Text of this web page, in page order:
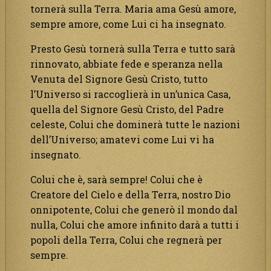
tornerà sulla Terra. Maria ama Gesù amore,
sempre amore, come Lui ci ha insegnato.
Presto Gesù tornerà sulla Terra e tutto sarà
rinnovato, abbiate fede e speranza nella
Venuta del Signore Gesù Cristo, tutto
l’Universo si raccoglierà in un’unica Casa,
quella del Signore Gesù Cristo, del Padre
celeste, Colui che dominerà tutte le nazioni
dell’Universo; amatevi come Lui vi ha
insegnato.
Colui che è, sarà sempre! Colui che è
Creatore del Cielo e della Terra, nostro Dio
onnipotente, Colui che generò il mondo dal
nulla, Colui che amore infinito darà a tutti i
popoli della Terra, Colui che regnerà per
sempre.